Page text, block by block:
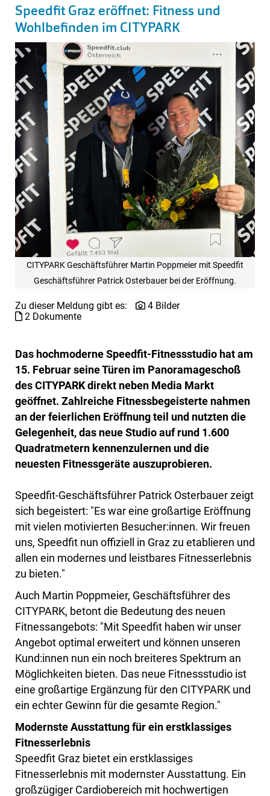
Speedfit Graz eröffnet: Fitness und
Wohlbefinden im CITYPARK
CITYPARK Geschäftsführer Martin Poppmeier mit Speedfit
Geschäftsführer Patrick Osterbauer bei der Eröffnung.
Zu dieser Meldung gibt es:
4 Bilder
2 Dokumente
Das hochmoderne Speedfit-Fitnessstudio hat am
15. Februar seine Türen im Panoramageschoß
des CITYPARK direkt neben Media Markt
geöffnet. Zahlreiche Fitnessbegeisterte nahmen
an der feierlichen Eröffnung teil und nutzten die
Gelegenheit, das neue Studio auf rund 1.600
Quadratmetern kennenzulernen und die
neuesten Fitnessgeräte auszuprobieren.
Speedfit-Geschäftsführer Patrick Osterbauer zeigt
sich begeistert: "Es war eine großartige Eröffnung
mit vielen motivierten Besucher:innen. Wir freuen
uns, Speedfit nun offiziell in Graz zu etablieren und
allen ein modernes und leistbares Fitnesserlebnis
zu bieten."
Auch Martin Poppmeier, Geschäftsführer des
CITYPARK, betont die Bedeutung des neuen
Fitnessangebots: "Mit Speedfit haben wir unser
Angebot optimal erweitert und können unseren
Kund:innen nun ein noch breiteres Spektrum an
Möglichkeiten bieten. Das neue Fitnessstudio ist
eine großartige Ergänzung für den CITYPARK und
ein echter Gewinn für die gesamte Region."
Modernste Ausstattung für ein erstklassiges
Fitnesserlebnis
Speedfit Graz bietet ein erstklassiges
Fitnesserlebnis mit modernster Ausstattung. Ein
großzügiger Cardiobereich mit hochwertigen